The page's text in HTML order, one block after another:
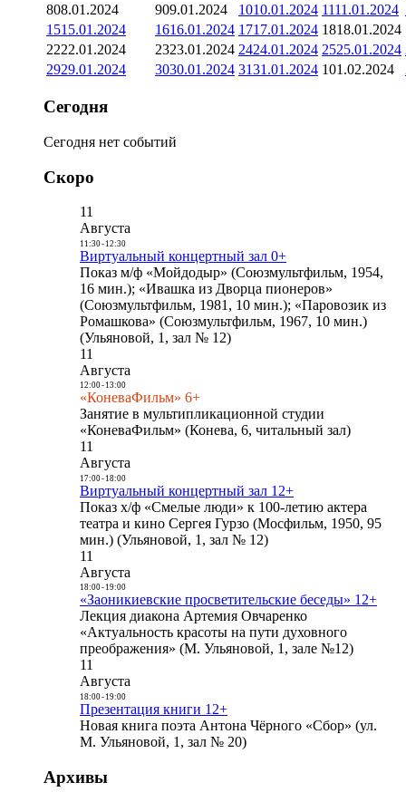
808.01.2024 909.01.2024 1010.01.2024 1111.01.2024
1515.01.2024 1616.01.2024 1717.01.2024 1818.01.2024
2222.01.2024 2323.01.2024 2424.01.2024 2525.01.2024
2929.01.2024 3030.01.2024 3131.01.2024 101.02.2024
Сегодня
Сегодня нет событий
Скоро
11
Августа
11:30- 12:30
Виртуальный концертный зал 0+
Показ м/ф «Мойдодыр» (Союзмультфильм, 1954,
16 мин.); «Ивашка из Дворца пионеров»
(Союзмультфильм, 1981, 10 мин.); «Паровозик из
Ромашкова» (Союзмультфильм, 1967, 10 мин.)
(Ульяновой, 1, зал № 12)
11
Августа
12:00- 13:00
«КоневаФильм» 6+
Занятие в мультипликационной студии
«КоневаФильм» (Конева, 6, читальный зал)
11
Августа
17:00- 18:00
Виртуальный концертный зал 12+
Показ х/ф «Смелые люди» к 100-летию актера
театра и кино Сергея Гурзо (Мосфильм, 1950, 95
мин.) (Ульяновой, 1, зал № 12)
11
Августа
18:00- 19:00
«Заоникиевские просветительские беседы» 12+
Лекция диакона Артемия Овчаренко
«Актуальность красоты на пути духовного
преображения» (М. Ульяновой, 1, зале №12)
11
Августа
18:00- 19:00
Презентация книги 12+
Новая книга поэта Антона Чёрного «Сбор» (ул.
М. Ульяновой, 1, зал № 20)
Архивы